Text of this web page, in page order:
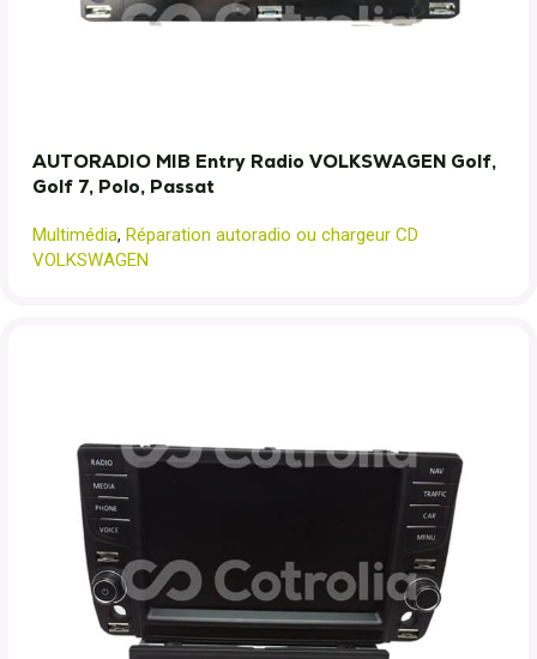
AUTORADIO MIB Entry Radio VOLKSWAGEN Golf,
Golf 7, Polo, Passat
Multimédia, Réparation autoradio ou chargeur CD
VOLKSWAGEN